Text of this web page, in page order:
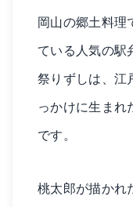
岡山の郷土料理
ている人気の駅
祭りずしは、江
っかけに生まれ
です。
桃太郎が描かれ